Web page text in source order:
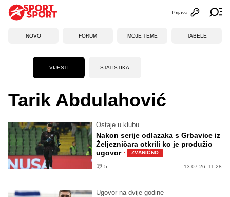
Otvori
Prijava
NOVO FORUM MOJE TEME TABELE
VIJESTI STATISTIKA
Tarik Abdulahović
Ostaje u klubu
Nakon serije odlazaka s Grbavice iz
Željezničara otkrili ko je produžio
ugovor · ZVANIČNO
5 13.07.26. 11:28
Ugovor na dvije godine